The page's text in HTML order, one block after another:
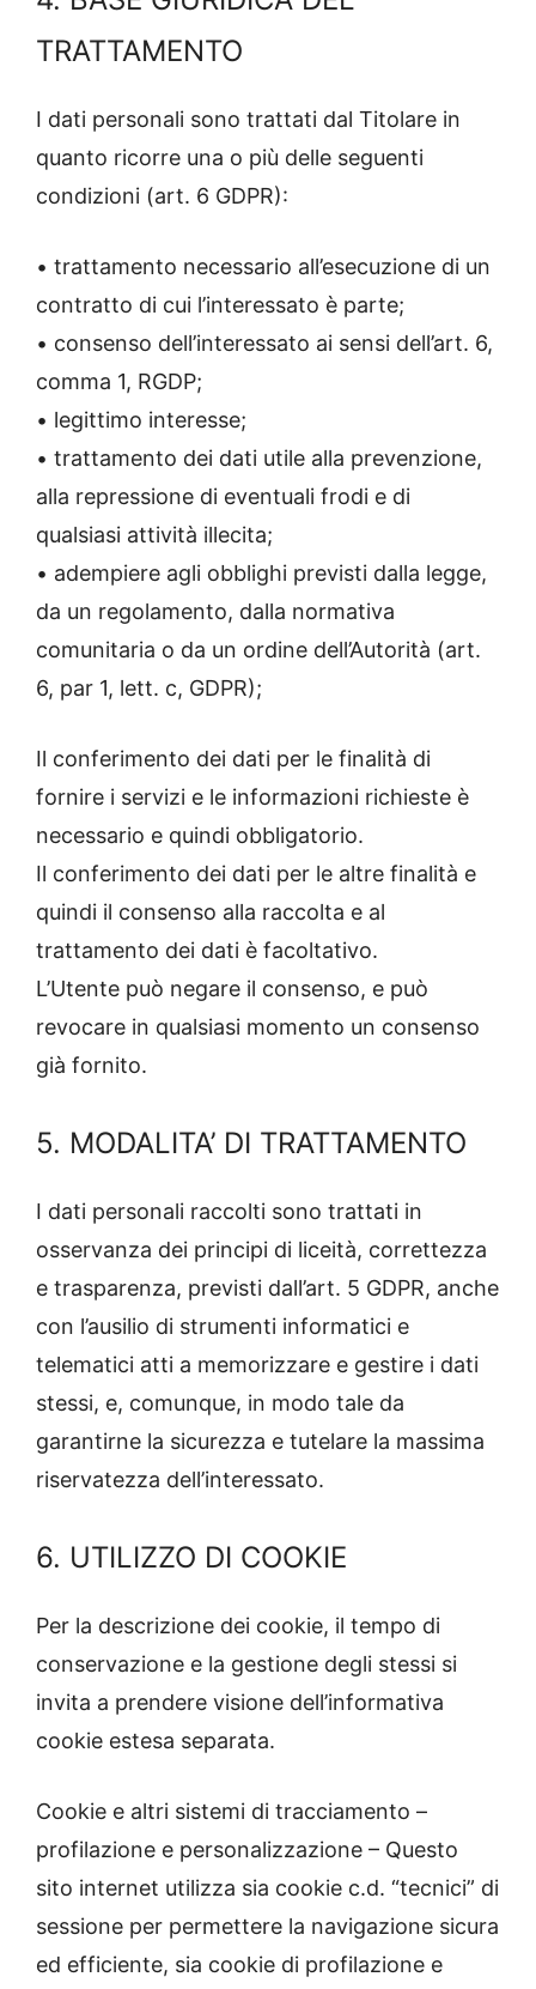
TRATTAMENTO
I dati personali sono trattati dal Titolare in
quanto ricorre una o più delle seguenti
condizioni (art. 6 GDPR):
• trattamento necessario all’esecuzione di un
contratto di cui l’interessato è parte;
• consenso dell’interessato ai sensi dell’art. 6,
comma 1, RGDP;
• legittimo interesse;
• trattamento dei dati utile alla prevenzione,
alla repressione di eventuali frodi e di
qualsiasi attività illecita;
• adempiere agli obblighi previsti dalla legge,
da un regolamento, dalla normativa
comunitaria o da un ordine dell’Autorità (art.
6, par 1, lett. c, GDPR);
Il conferimento dei dati per le finalità di
fornire i servizi e le informazioni richieste è
necessario e quindi obbligatorio.
Il conferimento dei dati per le altre finalità e
quindi il consenso alla raccolta e al
trattamento dei dati è facoltativo.
L’Utente può negare il consenso, e può
revocare in qualsiasi momento un consenso
già fornito.
5. MODALITA’ DI TRATTAMENTO
I dati personali raccolti sono trattati in
osservanza dei principi di liceità, correttezza
e trasparenza, previsti dall’art. 5 GDPR, anche
con l’ausilio di strumenti informatici e
telematici atti a memorizzare e gestire i dati
stessi, e, comunque, in modo tale da
garantirne la sicurezza e tutelare la massima
riservatezza dell’interessato.
6. UTILIZZO DI COOKIE
Per la descrizione dei cookie, il tempo di
conservazione e la gestione degli stessi si
invita a prendere visione dell’informativa
cookie estesa separata.
Cookie e altri sistemi di tracciamento –
profilazione e personalizzazione – Questo
sito internet utilizza sia cookie c.d. “tecnici” di
sessione per permettere la navigazione sicura
ed efficiente, sia cookie di profilazione e